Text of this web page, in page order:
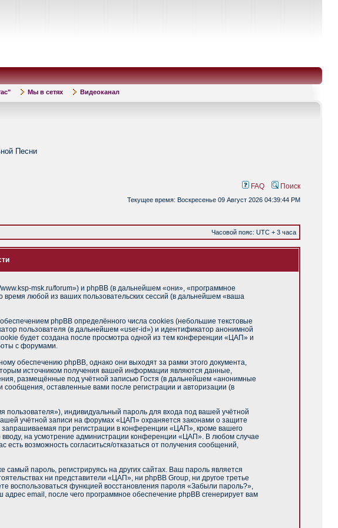
Мы в сетях Видеоканал
Песни
FAQ Поиск
Текущее время: Воскресенье 09 Август 2026 04:39:44 PM
Часовой пояс: UTC + 3 часа
msk.ru/forum») и phpBB (в дальнейшем «они», «программное
любой из ваших пользовательских сессий (в дальнейшем «ваша
phpBB определённого числа cookies (небольшие текстовые
пользователя (в дальнейшем «user-id») и идентификатор анонимной
будет создана после просмотра одной из тем конференции «ЦАП» и
с форумами.
обеспечению phpBB, однако они выходят за рамки этого документа,
источником получения вашей информации являются данные,
размещённые под учётной записью Гостя (в дальнейшем «анонимные
оставленные вами после регистрации и авторизации (в
индивидуальный пароль для входа под вашей учётной
учётной записи на форумах «ЦАП» охраняется законами о защите
при регистрации в конференции «ЦАП», кроме вашего
на усмотрение администрации конференции «ЦАП». В любом случае
возможность согласиться/отказаться от получения сообщений,
пароль, регистрируясь на других сайтах. Ваш пароль является
ни представители «ЦАП», ни phpBB Group, ни другое третье
воспользоваться функцией восстановления пароля «Забыли пароль?»,
email, после чего программное обеспечение phpBB сгенерирует вам